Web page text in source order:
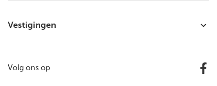
Vestigingen
Volg ons op